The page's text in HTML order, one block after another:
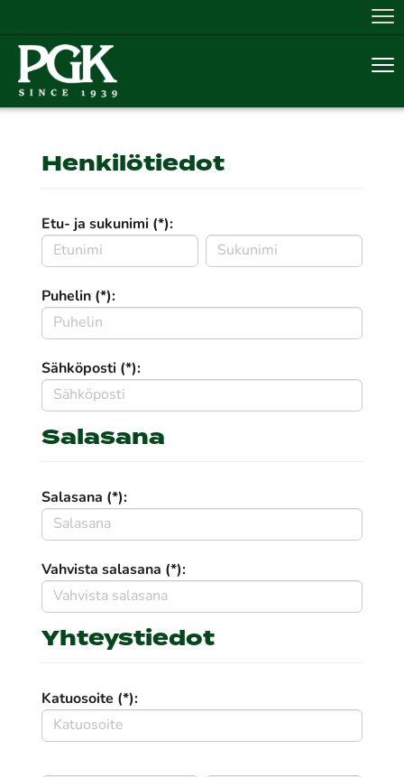
Henkilötiedot
Etu- ja sukunimi (*):
Puhelin (*):
Sähköposti (*):
Salasana
Salasana (*):
Vahvista salasana (*):
Yhteystiedot
Katuosoite (*):